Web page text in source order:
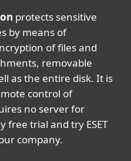
protects sensitive
by means of
of files and
removable
as the entire disk. It is
control of
no server for
free trial and try ESET
company.